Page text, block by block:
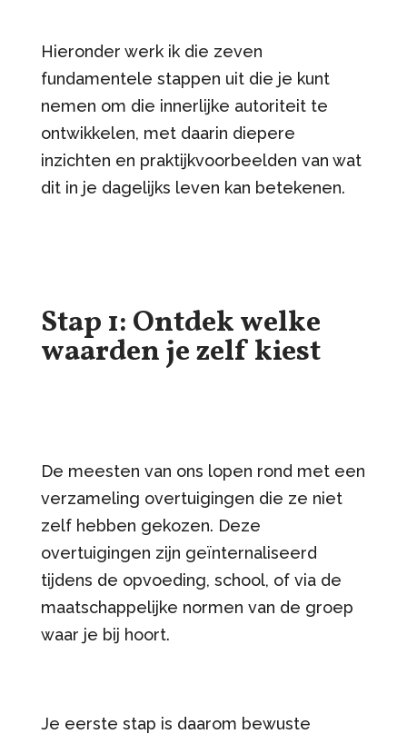
Hieronder werk ik die zeven
fundamentele stappen uit die je kunt
nemen om die innerlijke autoriteit te
ontwikkelen, met daarin diepere
inzichten en praktijkvoorbeelden van wat
dit in je dagelijks leven kan betekenen.
Stap 1: Ontdek welke
waarden je zelf kiest
De meesten van ons lopen rond met een
verzameling overtuigingen die ze niet
zelf hebben gekozen. Deze
overtuigingen zijn geïnternaliseerd
tijdens de opvoeding, school, of via de
maatschappelijke normen van de groep
waar je bij hoort.
Je eerste stap is daarom bewuste